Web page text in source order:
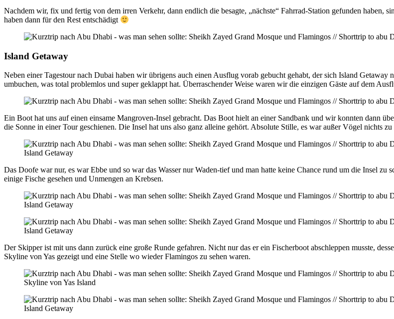
Nachdem wir, fix und fertig von dem irren Verkehr, dann endlich die besagte, „nächste“ Fahrrad-Station gefunden haben,
haben dann für den Rest entschädigt
Island Getaway
Neben einer Tagestour nach Dubai haben wir übrigens auch einen Ausflug vorab gebucht gehabt, der sich Island
umbuchen, was total problemlos und super geklappt hat. Überraschender Weise waren wir die einzigen Gäste auf dem
Ein Boot hat uns auf einen einsame Mangroven-Insel gebracht. Das Boot hielt an einer Sandbank und wir konnten dann
die Sonne in einer Tour geschienen. Die Insel hat uns also ganz alleine gehört. Absolute Stille, es war außer Vögel nichts zu
Island Getaway
Das Doofe war nur, es war Ebbe und so war das Wasser nur Waden-tief und man hatte keine Chance rund um die Insel
einige Fische gesehen und Unmengen an Krebsen.
Island Getaway
Island Getaway
Der Skipper ist mit uns dann zurück eine große Runde gefahren. Nicht nur das er ein Fischerboot abschleppen musste,
Skyline von Yas gezeigt und eine Stelle wo wieder Flamingos zu sehen waren.
Skyline von Yas Island
Island Getaway